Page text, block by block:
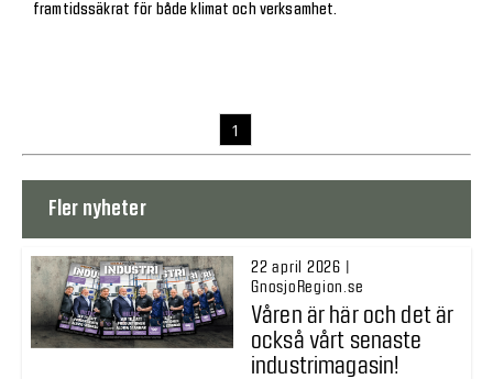
framtidssäkrat för både klimat och verksamhet.
1
Fler nyheter
22 april 2026 |
GnosjoRegion.se
Våren är här och det är
också vårt senaste
industrimagasin!